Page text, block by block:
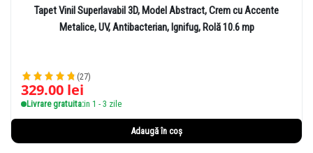
Tapet Vinil Superlavabil 3D, Model Abstract, Crem cu Accente
Metalice, UV, Antibacterian, Ignifug, Rolă 10.6 mp
(27)
329.00 lei
Livrare gratuita:in 1 - 3 zile
Adaugă în coș